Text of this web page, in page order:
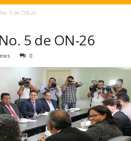
5 de ON-26
5 de ON-26
0